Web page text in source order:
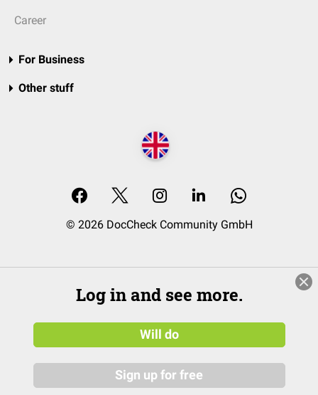
Career
For Business
Other stuff
© 2026 DocCheck Community GmbH
Log in and see more.
Will do
Sign up for free